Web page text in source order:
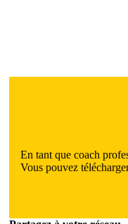
En tant que coach
Vous pouvez